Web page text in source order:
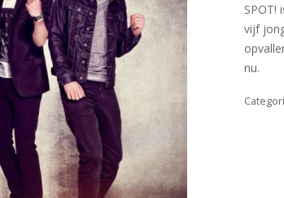
SPOT!
vijf
nu.